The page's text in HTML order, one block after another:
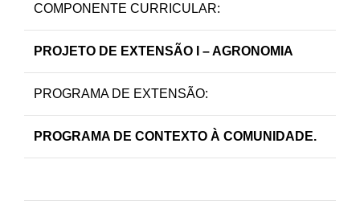
COMPONENTE CURRICULAR:
PROJETO DE EXTENSÃO I – AGRONOMIA
PROGRAMA DE EXTENSÃO:
PROGRAMA DE CONTEXTO À COMUNIDADE.